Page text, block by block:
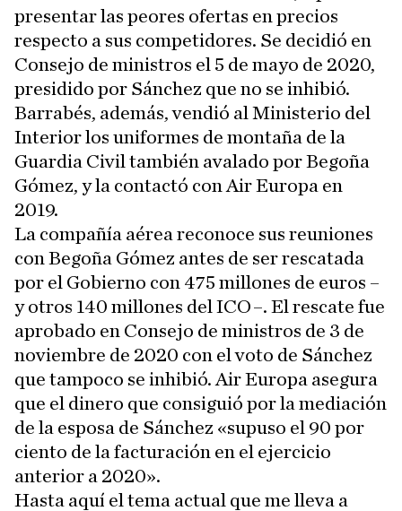
presentar las peores ofertas en precios
respecto a sus competidores. Se decidió en
Consejo de ministros el 5 de mayo de 2020,
presidido por Sánchez que no se inhibió.
Barrabés, además, vendió al Ministerio del
Interior los uniformes de montaña de la
Guardia Civil también avalado por Begoña
Gómez, y la contactó con Air Europa en
2019.
La compañía aérea reconoce sus reuniones
con Begoña Gómez antes de ser rescatada
por el Gobierno con 475 millones de euros –
y otros 140 millones del ICO–. El rescate fue
aprobado en Consejo de ministros de 3 de
noviembre de 2020 con el voto de Sánchez
que tampoco se inhibió. Air Europa asegura
que el dinero que consiguió por la mediación
de la esposa de Sánchez «supuso el 90 por
ciento de la facturación en el ejercicio
anterior a 2020».
Hasta aquí el tema actual que me lleva a